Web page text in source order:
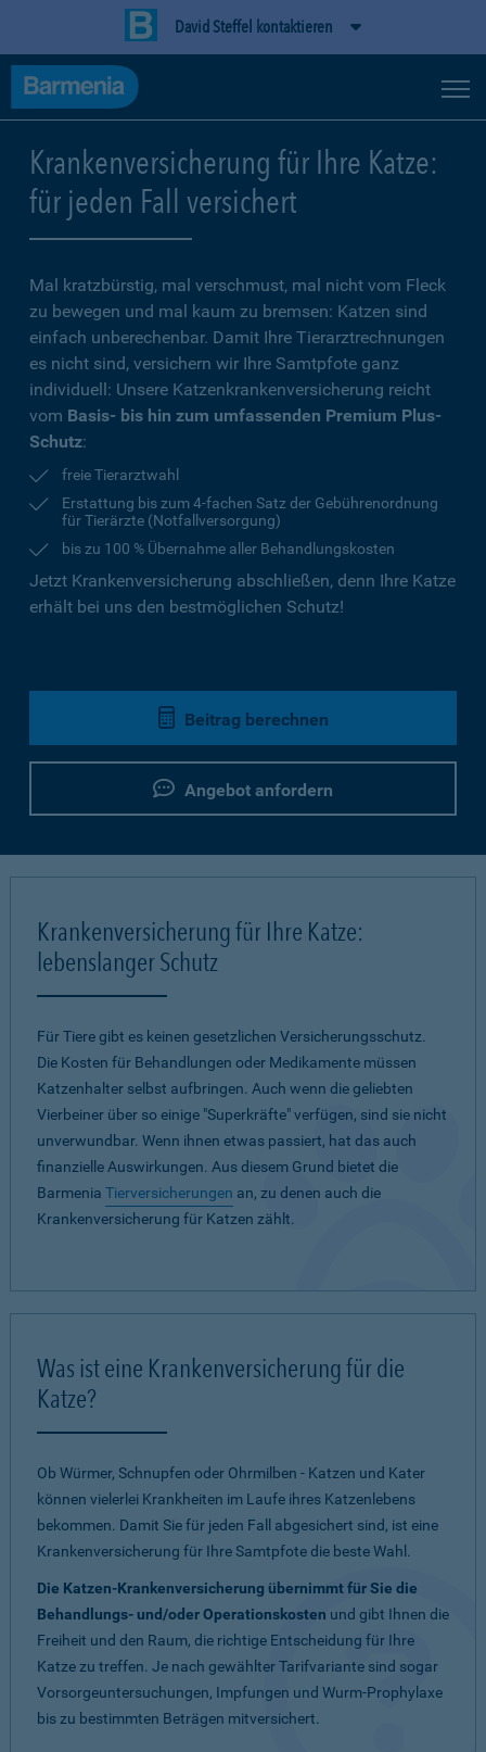
David Steffel kontaktieren
Krankenversicherung für Ihre Katze:
für jeden Fall versichert
Mal kratzbürstig, mal verschmust, mal nicht vom Fleck
zu bewegen und mal kaum zu bremsen: Katzen sind
einfach unberechenbar. Damit Ihre Tierarztrechnungen
es nicht sind, versichern wir Ihre Samtpfote ganz
individuell: Unsere Katzenkrankenversicherung reicht
vom Basis- bis hin zum umfassenden Premium Plus-
Schutz:
freie Tierarztwahl
Erstattung bis zum 4-fachen Satz der Gebührenordnung
für Tierärzte (Notfallversorgung)
bis zu 100 % Übernahme aller Behandlungskosten
Jetzt Krankenversicherung abschließen, denn Ihre Katze
erhält bei uns den bestmöglichen Schutz!
Beitrag berechnen
Angebot anfordern
Krankenversicherung für Ihre Katze:
lebenslanger Schutz
Für Tiere gibt es keinen gesetzlichen Versicherungsschutz.
Die Kosten für Behandlungen oder Medikamente müssen
Katzenhalter selbst aufbringen. Auch wenn die geliebten
Vierbeiner über so einige "Superkräfte" verfügen, sind sie nicht
unverwundbar. Wenn ihnen etwas passiert, hat das auch
finanzielle Auswirkungen. Aus diesem Grund bietet die
Barmenia Tierversicherungen an, zu denen auch die
Krankenversicherung für Katzen zählt.
Was ist eine Krankenversicherung für die
Katze?
Ob Würmer, Schnupfen oder Ohrmilben - Katzen und Kater
können vielerlei Krankheiten im Laufe ihres Katzenlebens
bekommen. Damit Sie für jeden Fall abgesichert sind, ist eine
Krankenversicherung für Ihre Samtpfote die beste Wahl.
Die Katzen-Krankenversicherung übernimmt für Sie die
Behandlungs- und/oder Operationskosten und gibt Ihnen die
Freiheit und den Raum, die richtige Entscheidung für Ihre
Katze zu treffen. Je nach gewählter Tarifvariante sind sogar
Vorsorgeuntersuchungen, Impfungen und Wurm-Prophylaxe
bis zu bestimmten Beträgen mitversichert.